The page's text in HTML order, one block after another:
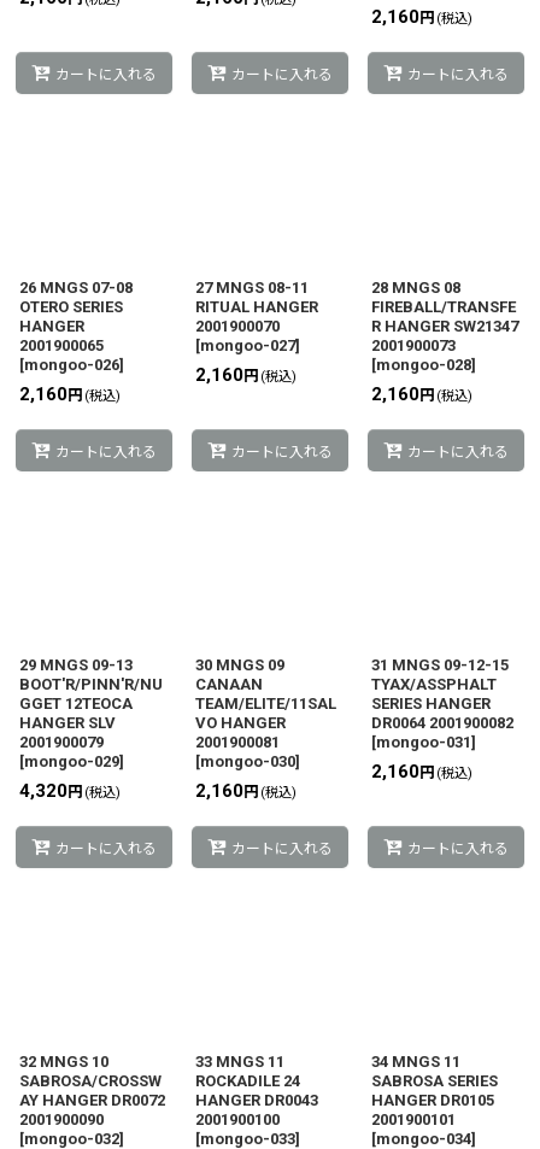
カートに入れる カートに入れる
2,160円 (税込)
カートに入れる
26 MNGS 07-08
OTERO SERIES
HANGER
2001900065
[mongoo-026]
2,160円 (税込)
カートに入れる
27 MNGS 08-11
RITUAL HANGER
2001900070
[mongoo-027]
2,160円 (税込)
カートに入れる
28 MNGS 08
FIREBALL/TRANSFE
R HANGER SW21347
2001900073
[mongoo-028]
2,160円 (税込)
カートに入れる
29 MNGS 09-13
BOOT'R/PINN'R/NU
GGET 12TEOCA
HANGER SLV
2001900079
[mongoo-029]
4,320円 (税込)
カートに入れる
30 MNGS 09
CANAAN
TEAM/ELITE/11SAL
VO HANGER
2001900081
[mongoo-030]
2,160円 (税込)
カートに入れる
31 MNGS 09-12-15
TYAX/ASSPHALT
SERIES HANGER
DR0064 2001900082
[mongoo-031]
2,160円 (税込)
カートに入れる
32 MNGS 10
SABROSA/CROSSW
AY HANGER DR0072
2001900090
[mongoo-032]
33 MNGS 11
ROCKADILE 24
HANGER DR0043
2001900100
[mongoo-033]
34 MNGS 11
SABROSA SERIES
HANGER DR0105
2001900101
[mongoo-034]